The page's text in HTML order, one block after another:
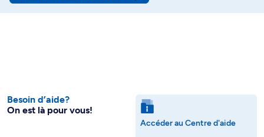
Besoin d’aide?
On est là pour vous!
Accéder au Centre d'aide